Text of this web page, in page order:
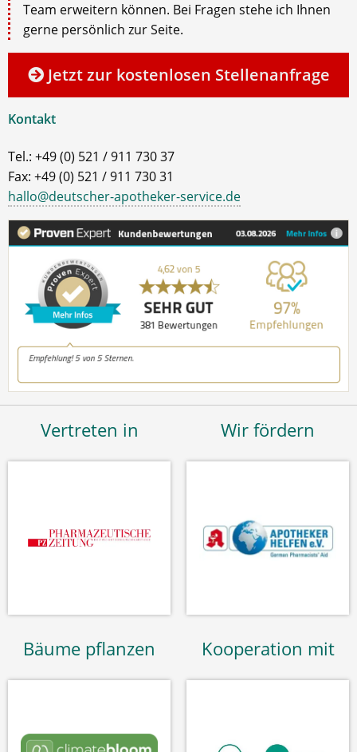
Team erweitern können. Bei Fragen stehe ich Ihnen
gerne persönlich zur Seite.
Jetzt zur kostenlosen Stellenanfrage
Kontakt
Tel.: +49 (0) 521 / 911 730 37
Fax: +49 (0) 521 / 911 730 31
hallo@deutscher-apotheker-service.de
Vertreten in Wir fördern
Bäume pflanzen Kooperation mit